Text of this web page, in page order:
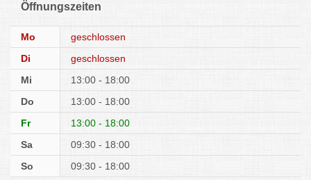
Öffnungszeiten
Mo
geschlossen
Di
geschlossen
Mi
13:00 - 18:00
Do
13:00 - 18:00
Fr
13:00 - 18:00
Sa
09:30 - 18:00
So
09:30 - 18:00